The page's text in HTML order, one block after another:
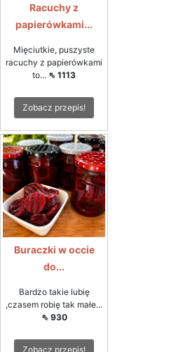
Racuchy z
papierówkami...
Mięciutkie, puszyste
racuchy z papierówkami
to... ⇖ 1113
Zobacz przepis!
Buraczki w occie
do...
Bardzo takie lubię
,czasem robię tak małe...
⇖ 930
Zobacz przepis!